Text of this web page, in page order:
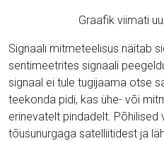
Graafik viimati
Signaali mitmeteelisus näitab
sentimeetrites signaali
signaal ei tule tugijaama otse
teekonda pidi, kas ühe- või
erinevatelt pindadelt.
tõusunurgaga satelliitidest ja